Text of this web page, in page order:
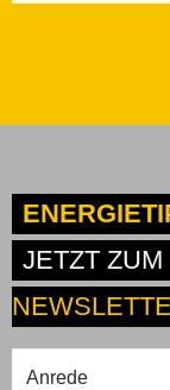
JETZT ZUM